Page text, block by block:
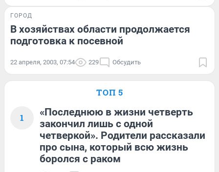
ГОРОД
В хозяйствах области продолжается
подготовка к посевной
22 апреля, 2003, 07:54 229 Обсудить
ТОП 5
1
«Последнюю в жизни четверть
закончил лишь с одной
четверкой». Родители рассказали
про сына, который всю жизнь
боролся с раком